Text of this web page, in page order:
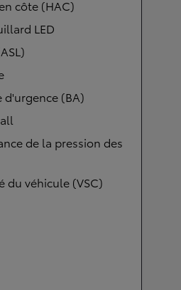
côte (HAC)
LED
d'urgence (BA)
de la pression des
véhicule (VSC)